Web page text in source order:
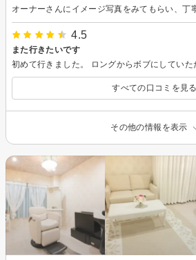
4.5
また行きたいです
すべての口コミを見る
その他の情報を表示